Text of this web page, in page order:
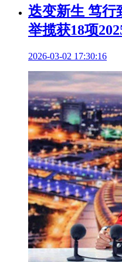
迭变新生 笃行
举揽获18项
2026-03-02 17:30:16